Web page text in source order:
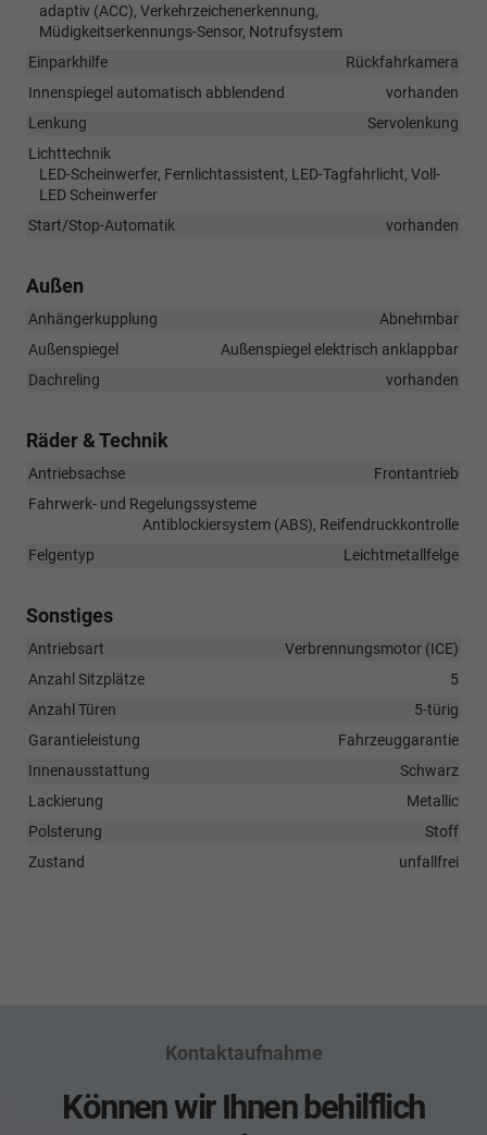
adaptiv (ACC), Verkehrzeichenerkennung,
Müdigkeitserkennungs-Sensor, Notrufsystem
Einparkhilfe
Rückfahrkamera
Innenspiegel automatisch abblendend
vorhanden
Lenkung
Servolenkung
Lichttechnik
LED-Scheinwerfer, Fernlichtassistent, LED-Tagfahrlicht, Voll-
LED Scheinwerfer
Start/Stop-Automatik
vorhanden
Außen
Anhängerkupplung
Abnehmbar
Außenspiegel
Außenspiegel elektrisch anklappbar
Dachreling
vorhanden
Räder & Technik
Antriebsachse
Frontantrieb
Fahrwerk- und Regelungssysteme
Antiblockiersystem (ABS), Reifendruckkontrolle
Felgentyp
Leichtmetallfelge
Sonstiges
Antriebsart
Verbrennungsmotor (ICE)
Anzahl Sitzplätze
5
Anzahl Türen
5-türig
Garantieleistung
Fahrzeuggarantie
Innenausstattung
Schwarz
Lackierung
Metallic
Polsterung
Stoff
Zustand
unfallfrei
Kontaktaufnahme
Können wir Ihnen behilflich